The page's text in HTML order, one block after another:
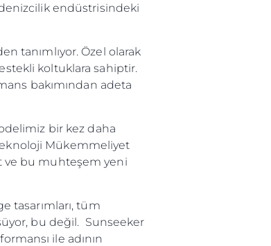
endüstrisindeki
tanımlıyor. Özel olarak
koltuklara sahiptir.
bakımından adeta
bir kez daha
Mükemmeliyet
ve bu muhteşem yeni
tasarımları, tüm
bu değil. Sunseeker
ile adının